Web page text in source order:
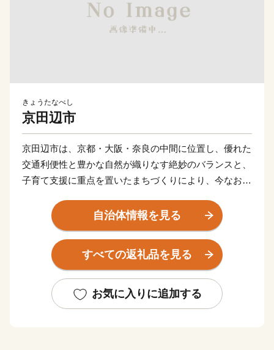
きょうたなべし
京田辺市
京田辺市は、京都・大阪・奈良の中間に位置し、優れた
交通利便性と豊かな自然が織りなす絶妙のバランスと、
子育て支援に重点を置いたまちづくりにより、今なお人
地として多彩な伝統行事や文化を現代に引き継ぐ一方
で、同志社大学・同志社女子大学や多種多様な企業な
ど、最先端の科学技術を誇る関西文化学術研究都市の一
翼を担うまちとして発展し、新旧の文化や知的財産が融
速道路の全線開通によって、高速道路網の結節点となる
本市は、北陸新幹線の新駅設置など、未来に向け大きな
自治体情報を見る
すべての返礼品を見る
お気に入りに追加する